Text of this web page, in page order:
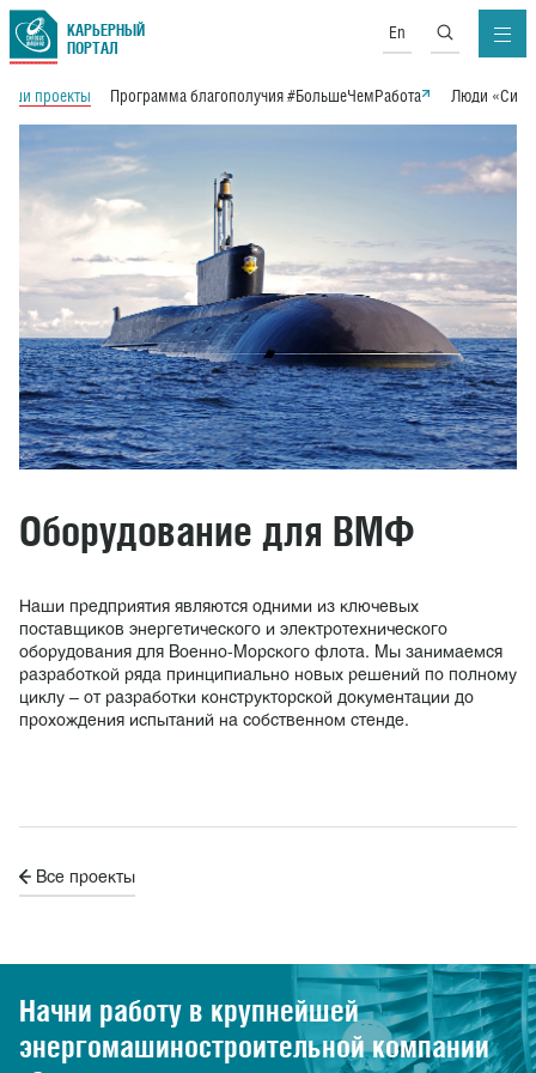
КАРЬЕРНЫЙ
ПОРТАЛ
En
проекты Программа благополучия #БольшеЧемРабота Люди
Оборудование для ВМФ
Наши предприятия являются одними из ключевых
поставщиков энергетического и электротехнического
оборудования для Военно-Морского флота. Мы занимаемся
разработкой ряда принципиально новых решений по полному
циклу – от разработки конструкторской документации до
прохождения испытаний на собственном стенде.
Все проекты
Начни работу в крупнейшей
энергомашиностроительнойкомпании